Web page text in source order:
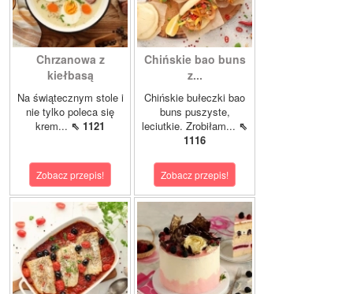
Chrzanowa z
kiełbasą
Na świątecznym stole i
nie tylko poleca się
krem... ⇖ 1121
Zobacz przepis!
Chińskie bao buns
z...
Chińskie bułeczki bao
buns puszyste,
leciutkie. Zrobiłam... ⇖
1116
Zobacz przepis!